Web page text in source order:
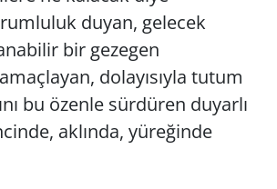
duyan, gelecek
bir gezegen
dolayısıyla tutum
bu özenle sürdüren duyarlı
aklında, yüreğinde